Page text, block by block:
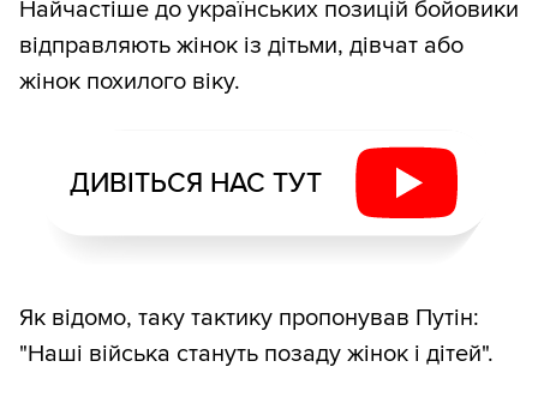
Найчастіше до українських позицій бойовики
відправляють жінок із дітьми, дівчат або
жінок похилого віку.
ДИВІТЬСЯ НАС ТУТ
Як відомо, таку тактику пропонував Путін:
"Наші війська стануть позаду жінок і дітей".